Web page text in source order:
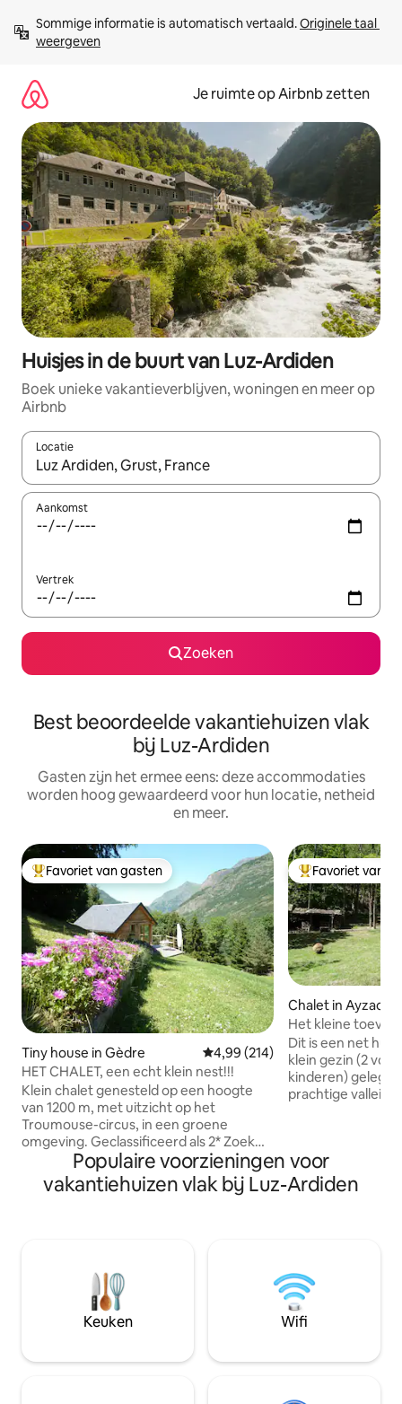
direct
naar
Sommige informatie is automatisch vertaald. Originele taal
weergeven
Je ruimte op Airbnb zetten
Huisjes in de buurt van Luz-Ardiden
Boek unieke vakantieverblijven, woningen en meer op
Airbnb
Locatie
Wanneer er suggesties beschikbaar zijn, maak je een keuze
Aankomst
Vertrek
Zoeken
Best beoordeelde vakantiehuizen vlak
bij Luz-Ardiden
Gasten zijn het ermee eens: deze accommodaties
worden hoog gewaardeerd voor hun locatie, netheid
en meer.
Topfavoriet van gasten
Favoriet van gasten
Tiny house in Gèdre Gemiddelde beoordeling van
4,99 (214)
HET CHALET, een echt klein nest!!!
Klein chalet genesteld op een hoogte
van 1200 m, met uitzicht op het
Troumouse-circus, in een groene
omgeving. Geclassificeerd als 2* Zoek
niet naar een magnetron of tv; de hitte
en het beeld zijn buiten. Ontspanning
verzekerd door de vlucht van Milanen en
smaakpapillen verrukken. Het is een
nest voor slechts twee personen. Deze
plek is niet veilig voor kinderen. Er zijn
geen huisdieren toegestaan.
Topfavoriet van
Favoriet van
Chalet in Ayzac-
Het kleine
Dit is een net
klein gezin (2
kinderen)
prachtige vallei
meter hoog ligt
(minder dan 5
supermarkten),
zonder isolatie.
Populaire voorzieningen voor
vakantiehuizen vlak bij Luz-Ardiden
Keuken Wifi